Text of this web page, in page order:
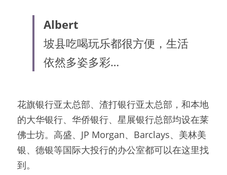
Albert
坡县吃喝玩乐都很方便，生活
依然多姿多彩…
花旗银行亚太总部、渣打银行亚太总部，和本地
的大华银行、华侨银行、星展银行总部均设在莱
佛士坊。高盛、JP Morgan、Barclays、美林美
银、德银等国际大投行的办公室都可以在这里找
到。